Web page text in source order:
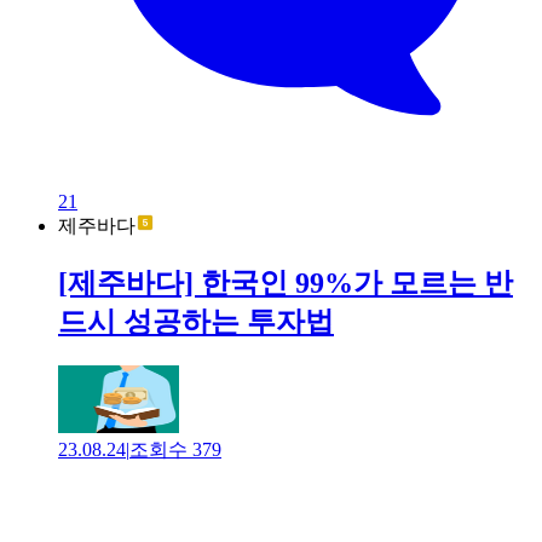
21
제주바다
[제주바다] 한국인 99%가 모르는 반
드시 성공하는 투자법
23.08.24|조회수 379